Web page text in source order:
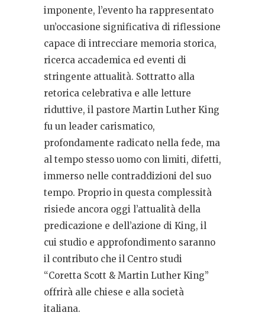
imponente, l’evento ha rappresentato
un’occasione significativa di riflessione
capace di intrecciare memoria storica,
ricerca accademica ed eventi di
stringente attualità. Sottratto alla
retorica celebrativa e alle letture
riduttive, il pastore Martin Luther King
fu un leader carismatico,
profondamente radicato nella fede, ma
al tempo stesso uomo con limiti, difetti,
immerso nelle contraddizioni del suo
tempo. Proprio in questa complessità
risiede ancora oggi l’attualità della
predicazione e dell’azione di King, il
cui studio e approfondimento saranno
il contributo che il Centro studi
“Coretta Scott & Martin Luther King”
offrirà alle chiese e alla società
italiana.